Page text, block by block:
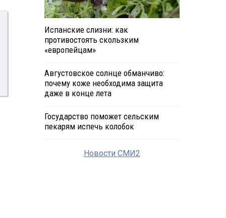
Испанские слизни: как
противостоять скользким
«европейцам»
Августовское солнце обманчиво:
почему коже необходима защита
даже в конце лета
Государство поможет сельским
пекарям испечь колобок
Новости СМИ2